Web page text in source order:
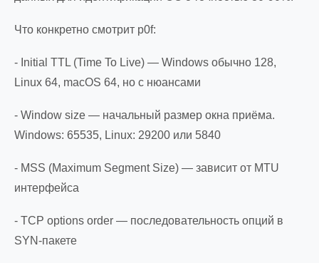
Что конкретно смотрит p0f:
- Initial TTL (Time To Live) — Windows обычно 128,
Linux 64, macOS 64, но с нюансами
- Window size — начальный размер окна приёма.
Windows: 65535, Linux: 29200 или 5840
- MSS (Maximum Segment Size) — зависит от MTU
интерфейса
- TCP options order — последовательность опций в
SYN-пакете